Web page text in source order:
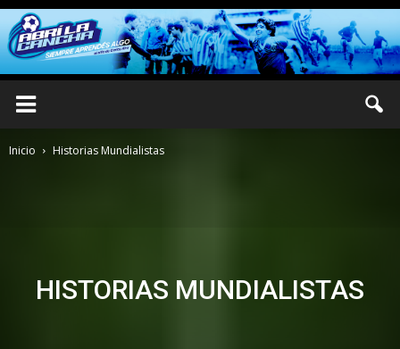
Inicio Historias Mundialistas
HISTORIAS MUNDIALISTAS